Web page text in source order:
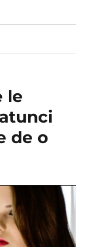
le
de o